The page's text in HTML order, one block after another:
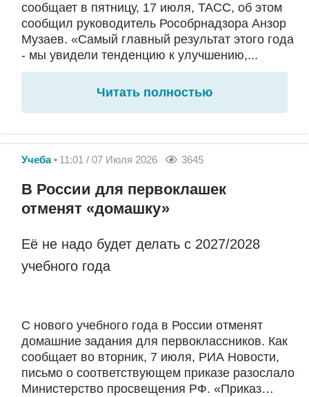
сообщает в пятницу, 17 июля, ТАСС, об этом
сообщил руководитель Рособрнадзора Анзор
Музаев. «Самый главный результат этого года
- мы увидели тенденцию к улучшению,...
Читать полностью
Учеба 11:01 / 07 Июля 2026 3645
В России для первоклашек
отменят «домашку»
Её не надо будет делать с 2027/2028
учебного года
С нового учебного года в России отменят
домашние задания для первоклассников. Как
сообщает во вторник, 7 июля, РИА Новости,
письмо о соответствующем приказе разослало
Министерство просвещения РФ. «Приказ…